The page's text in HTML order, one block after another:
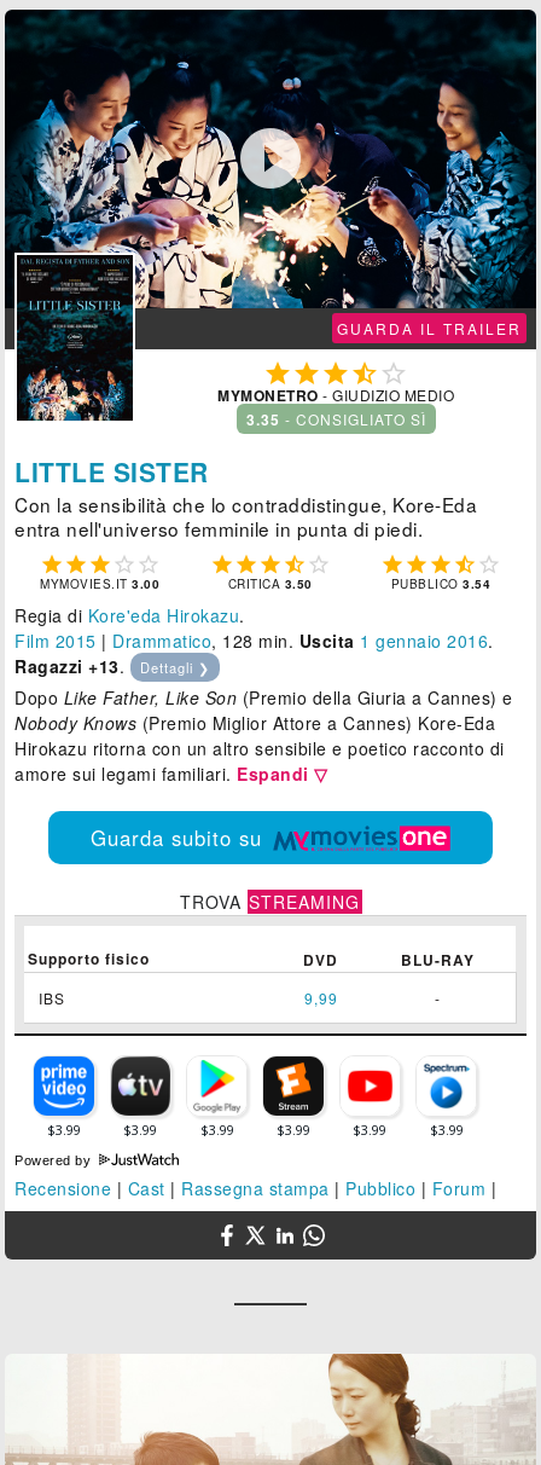

GUARDA IL TRAILER
 
MYMONETRO - GIUDIZIO MEDIO
3.35 - CONSIGLIATO SÌ
LITTLE SISTER
Con la sensibilità che lo contraddistingue, Kore-Eda
entra nell'universo femminile in punta di piedi.
    
MYMOVIES.IT3.00
    
CRITICA 3.50
    
PUBBLICO3.54
Regia di Kore'eda Hirokazu.
Film 2015 | Drammatico, 128 min. Uscita 1 gennaio 2016.
Ragazzi +13. Dettagli ❯
Dopo Like Father, Like Son (Premio della Giuria a Cannes) e
Nobody Knows (Premio Miglior Attore a Cannes) Kore-Eda
Hirokazu ritorna con un altro sensibile e poetico racconto di
amore sui legami familiari. Espandi ▽
Guarda subito su
TROVA STREAMING
Supporto fisico DVD BLU-RAY
IBS 9,99 -
Powered by
Recensione | Cast | Rassegna stampa | Pubblico | Forum |